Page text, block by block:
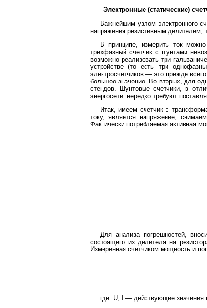
Электронные (статические)
Важнейшим узлом электронного
напряжения резистивным делителем,
В принципе, измерить ток
трехфазный счетчик с шунтами
возможно реализовать три
устройстве (то есть три
электросчетчиков — это прежде
большое значение. Во вторых, для
стендов. Шунтовые счетчики, в
энергосети, нередко требуют
Итак, имеем счетчик с
току, является напряжение,
Фактически потребляемая активная
Для анализа погрешностей,
состоящего из делителя на
Измеренная счетчиком мощность и
где: U, I — действующие значения